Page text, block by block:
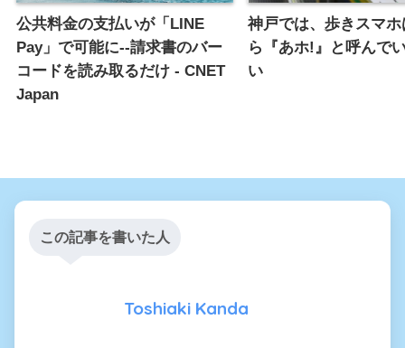
公共料金の支払いが「LINE
Pay」で可能に--請求書のバー
コードを読み取るだけ - CNET
Japan
神戸では、歩きスマ
ら『あホ!』と呼んで
い
この記事を書いた人
Toshiaki Kanda